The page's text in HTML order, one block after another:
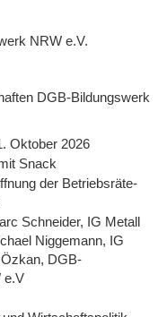
NRW e.V.
DGB-Bildungswerk
Oktober 2026
Snack
der Betriebsräte-
Schneider, IG Metall
Niggemann, IG
DGB-
e.V